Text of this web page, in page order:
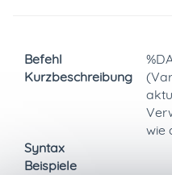
Befehl
Kurzbeschreibung
wie
Syntax
Beispiele